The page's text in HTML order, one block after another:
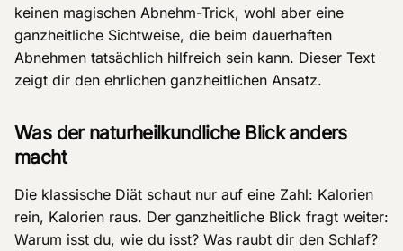
keinen magischen Abnehm-Trick, wohl aber eine
ganzheitliche Sichtweise, die beim dauerhaften
Abnehmen tatsächlich hilfreich sein kann. Dieser Text
zeigt dir den ehrlichen ganzheitlichen Ansatz.
Was der naturheilkundliche Blick anders
macht
Die klassische Diät schaut nur auf eine Zahl: Kalorien
rein, Kalorien raus. Der ganzheitliche Blick fragt weiter:
Warum isst du, wie du isst? Was raubt dir den Schlaf?